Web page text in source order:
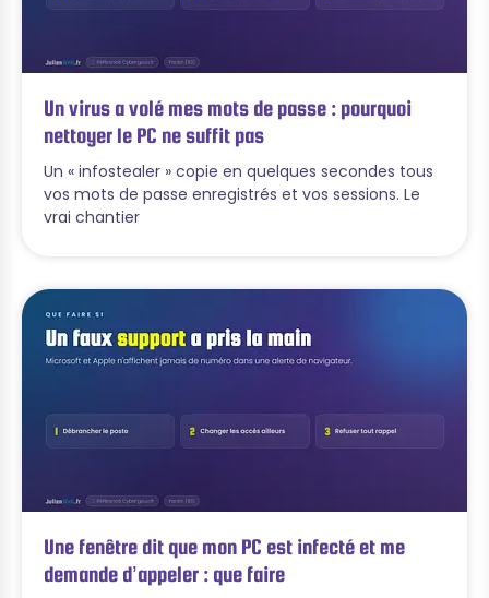
Un virus a volé mes mots de passe : pourquoi
nettoyer le PC ne suffit pas
Un « infostealer » copie en quelques secondes tous
vos mots de passe enregistrés et vos sessions. Le
vrai chantier
Une fenêtre dit que mon PC est infecté et me
demande d’appeler : que faire